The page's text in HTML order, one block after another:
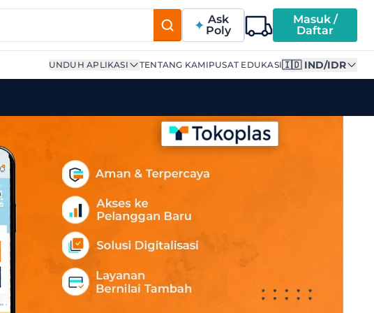
Ask
Poly
Masuk /
Daftar
UNDUH APLIKASI TENTANG KAMIPUSAT EDUKASI🇮🇩 IND/IDR
Adhesives